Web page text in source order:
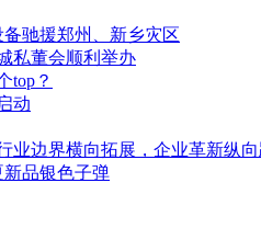
驰援郑州、新乡灾区
私董会顺利举办
top？
动
业边界横向拓展，企业革新纵
品银色子弹